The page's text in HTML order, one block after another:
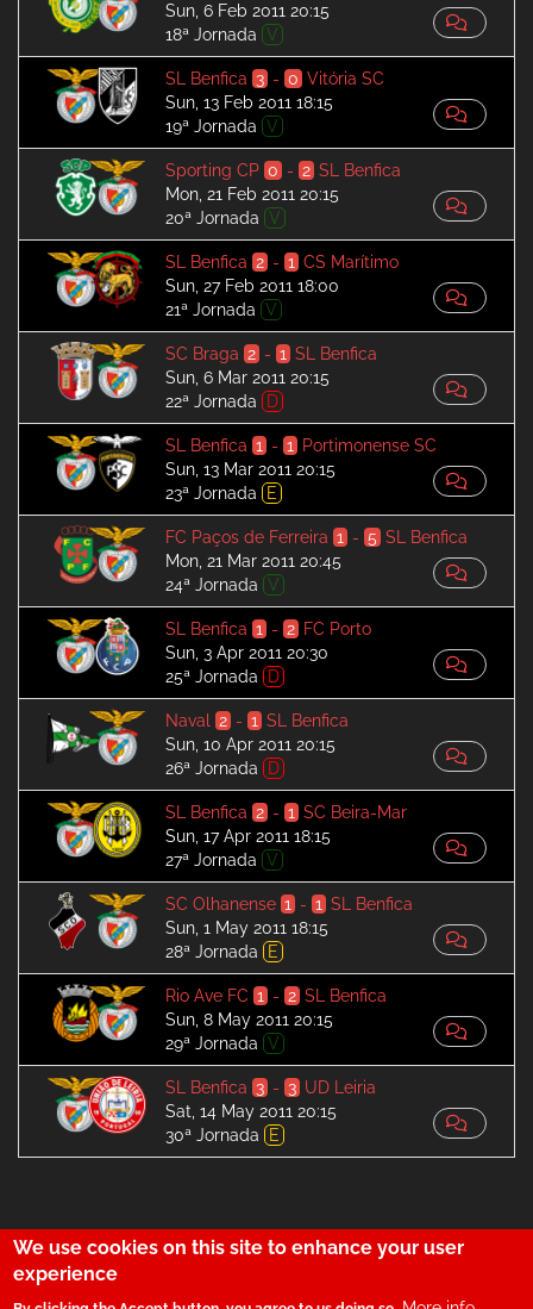
Sun, 6 Feb 2011 20:15
18ª Jornada V
SL Benfica 3 - 0 Vitória SC
Sun, 13 Feb 2011 18:15
19ª Jornada V
Sporting CP 0 - 2 SL Benfica
Mon, 21 Feb 2011 20:15
20ª Jornada V
SL Benfica 2 - 1 CS Marítimo
Sun, 27 Feb 2011 18:00
21ª Jornada V
SC Braga 2 - 1 SL Benfica
Sun, 6 Mar 2011 20:15
22ª Jornada
D
SL Benfica 1 - 1
Portimonense SC
Sun, 13 Mar 2011 20:15
23ª Jornada
E
FC Paços de Ferreira 1 - 5 SL Benfica
Mon, 21 Mar 2011 20:45
24ª Jornada V
SL Benfica 1 - 2 FC Porto
Sun, 3 Apr 2011 20:30
25ª Jornada
D
Naval 2 - 1 SL Benfica
Sun, 10 Apr 2011 20:15
26ª Jornada
D
SL Benfica 2 - 1 SC Beira-Mar
Sun, 17 Apr 2011 18:15
27ª Jornada V
SC Olhanense 1 - 1 SL Benfica
Sun, 1 May 2011 18:15
28ª Jornada
E
Rio Ave FC 1 - 2 SL Benfica
Sun, 8 May 2011 20:15
29ª Jornada V
SL Benfica 3 - 3 UD Leiria
Sat, 14 May 2011 20:15
30ª Jornada
E
29
We use cookies on this site to enhance your user
experience